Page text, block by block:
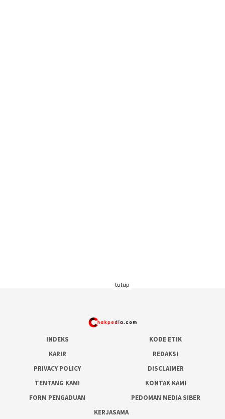
INDEKS
KODE ETIK
KARIR
REDAKSI
PRIVACY POLICY
DISCLAIMER
TENTANG KAMI
KONTAK KAMI
FORM PENGADUAN
PEDOMAN MEDIA SIBER
KERJASAMA
tutup